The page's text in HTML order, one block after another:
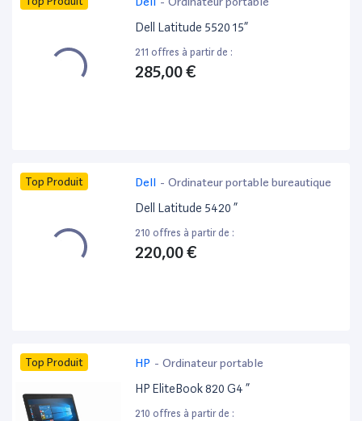
Dell Latitude 5520 15”
211 offres à partir de :
285,00 €
Top Produit Dell - Ordinateur portable bureautique
Dell Latitude 5420 ”
210 offres à partir de :
220,00 €
Top Produit HP - Ordinateur portable
HP EliteBook 820 G4 ”
210 offres à partir de :